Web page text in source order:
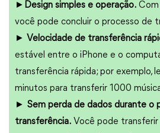
► Design simples e operação. Com
você pode concluir o processo de
► Velocidade de transferência
estável entre o iPhone e o
transferência rápida; por exemplo,
minutos para transferir 1000
► Sem perda de dados durante o
transferência. Você pode transferir